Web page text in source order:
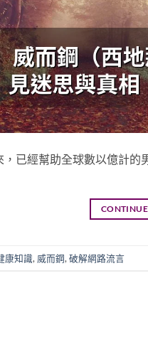
已經幫助全球數以億計
康知識, 威而鋼, 破解網路流言